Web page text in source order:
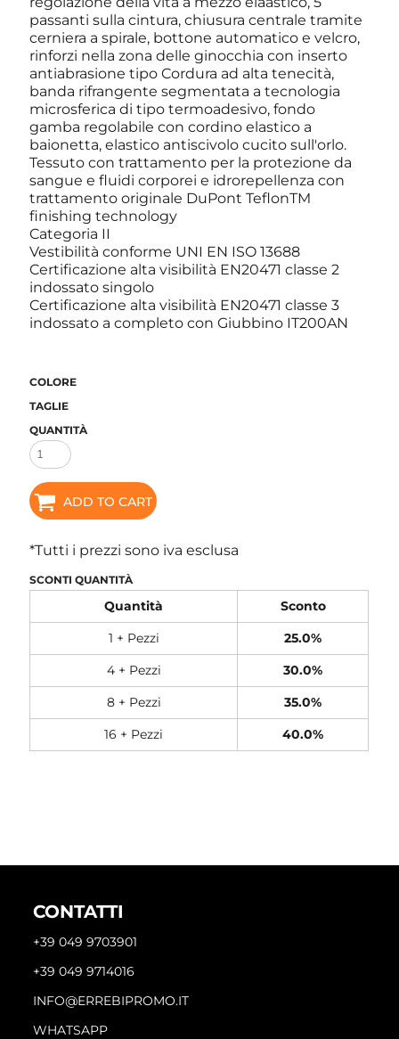
passanti sulla cintura, chiusura centrale tramite
cerniera a spirale, bottone automatico e velcro,
rinforzi nella zona delle ginocchia con inserto
antiabrasione tipo Cordura ad alta tenecità,
banda rifrangente segmentata a tecnologia
microsferica di tipo termoadesivo, fondo
gamba regolabile con cordino elastico a
baionetta, elastico antiscivolo cucito sull'orlo.
Tessuto con trattamento per la protezione da
sangue e fluidi corporei e idrorepellenza con
trattamento originale DuPont TeflonTM
finishing technology
Categoria II
Vestibilità conforme UNI EN ISO 13688
Certificazione alta visibilità EN20471 classe 2
indossato singolo
Certificazione alta visibilità EN20471 classe 3
indossato a completo con Giubbino IT200AN
COLORE
TAGLIE
QUANTITÀ
ADD TO CART
*Tutti i prezzi sono iva esclusa
SCONTI QUANTITÀ
Quantità
Sconto
1 + Pezzi
25.0%
4 + Pezzi
30.0%
8 + Pezzi
35.0%
16 + Pezzi
40.0%
CONTATTI
+39 049 9703901
+39 049 9714016
INFO@ERREBIPROMO.IT
WHATSAPP